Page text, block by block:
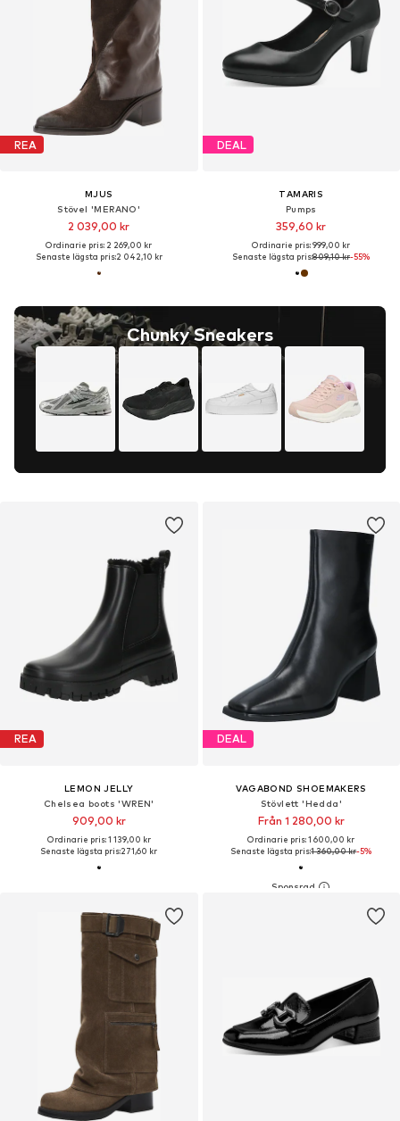
REA
MJUS
Stövel 'MERANO'
2 039,00 kr
Ordinarie pris: 2 269,00 kr
Senaste lägsta pris:2 042,10 kr
Chunky Sneakers
DEAL
TAMARIS
Pumps
359,60 kr
Ordinarie pris: 999,00 kr
Senaste lägsta pris:809,10 kr-55%
REA
LEMON JELLY
Chelsea boots 'WREN'
909,00 kr
Ordinarie pris: 1 139,00 kr
Senaste lägsta pris:271,60 kr
DEAL
VAGABOND SHOEMAKERS
Stövlett 'Hedda'
Från 1 280,00 kr
Ordinarie pris: 1 600,00 kr
Senaste lägsta pris:1 360,00 kr-5%